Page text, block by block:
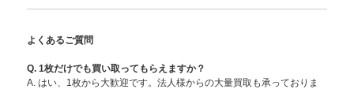
よくあるご質問
Q. 1枚だけでも買い取ってもらえますか？
A. はい、1枚から大歓迎です。法人様からの大量買取も承っておりま